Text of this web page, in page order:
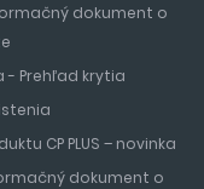
dokument o
- Prehľad krytia
CP PLUS – novinka
dokument o